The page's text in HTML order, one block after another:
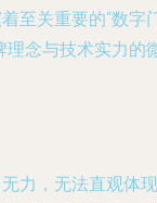
至关重要的“数字
理念与技术实力的
力，无法直观体现